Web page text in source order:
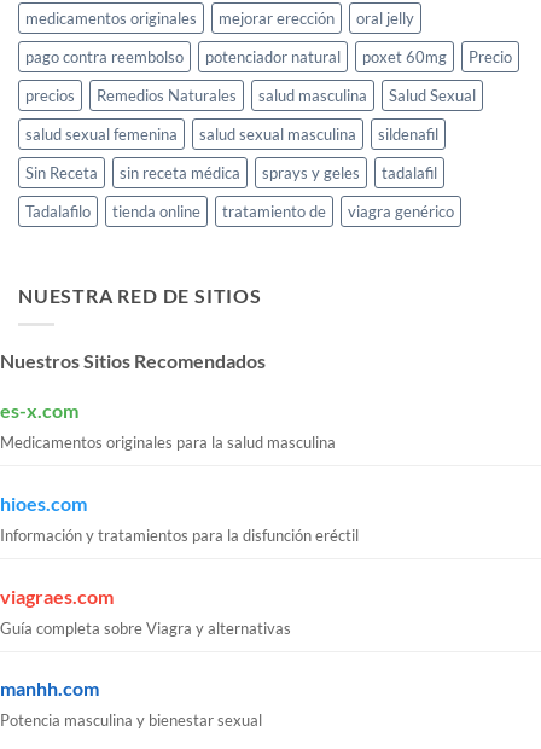
medicamentos originales
mejorar erección
oral jelly
pago contra reembolso
potenciador natural poxet 60mg
Precio
precios
Remedios Naturales salud masculina
Salud Sexual
salud sexual femenina
salud sexual masculina
sildenafil
Sin Receta
sin receta médica sprays y geles
tadalafil
Tadalafilo
tienda online tratamiento de viagra genérico
NUESTRA RED DE SITIOS
Nuestros Sitios Recomendados
es-x.com
Medicamentos originales para la salud masculina
hioes.com
Información y tratamientos para la disfunción eréctil
viagraes.com
Guía completa sobre Viagra y alternativas
manhh.com
Potencia masculina y bienestar sexual